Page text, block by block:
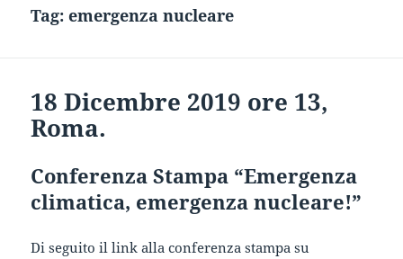
Tag:emergenza nucleare
18 Dicembre 2019 ore 13,
Roma.
Conferenza Stampa “Emergenza
climatica, emergenza nucleare!”
Di seguito il link alla conferenza stampa su